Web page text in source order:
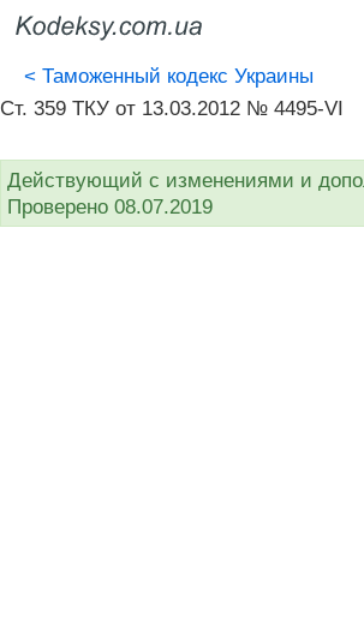
< Таможенный кодекс Украины
Ст. 359 ТКУ от 13.03.2012 № 4495-VI
Действующий с изменениями и
Проверено 08.07.2019